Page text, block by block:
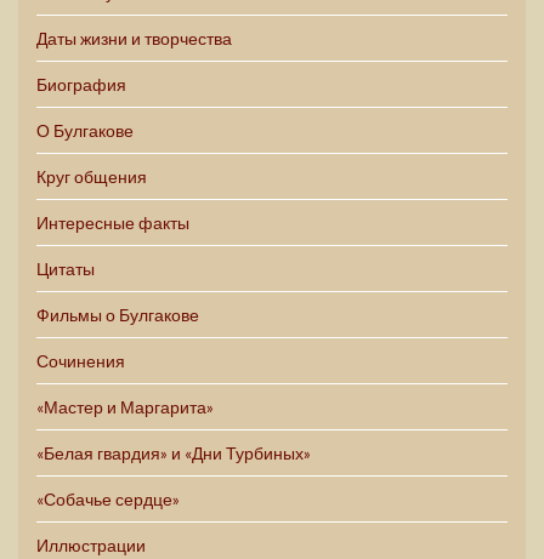
Даты жизни и творчества
Биография
О Булгакове
Круг общения
Интересные факты
Цитаты
Фильмы о Булгакове
Сочинения
«Мастер и Маргарита»
«Белая гвардия» и «Дни Турбиных»
«Собачье сердце»
Иллюстрации